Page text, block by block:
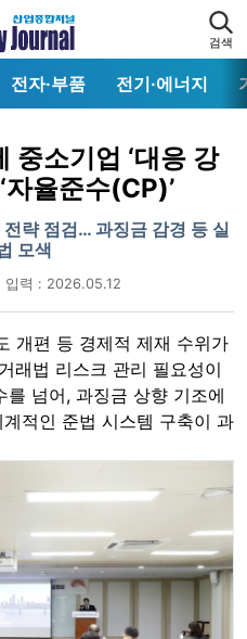
검색
전자·부품 전기·에너지
중소기업 ‘대응 강
자율준수(CP)’
략 점검… 과징금 감경 등 실
모색
입력 : 2026.05.12
개편 등 경제적 제재 수위가
래법 리스크 관리 필요성이
넘어, 과징금 상향 기조에
적인 준법 시스템 구축이 과